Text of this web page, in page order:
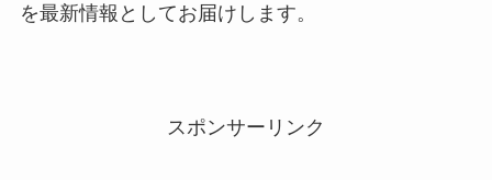
を最新情報としてお届けします。
スポンサーリンク